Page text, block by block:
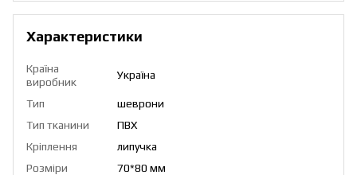
Характеристики
Країна
виробник
Україна
Тип
шеврони
Тип тканини
ПВХ
Кріплення
липучка
Розміри
70*80 мм